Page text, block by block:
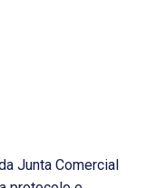
Junta Comercial